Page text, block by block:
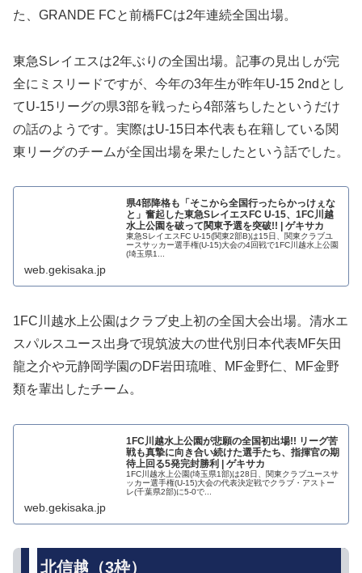
た、GRANDE FCと前橋FCは2年連続全国出場。
東急Sレイエスは2年ぶりの全国出場。記事の見出しが完
全にミスリードですが、今年の3年生が昨年U-15 2ndとし
てU-15リーグの県3部を戦ったら4部落ちしたというだけ
の話のようです。実際はU-15日本代表も在籍している関
東リーグのチームが全国出場を果たしたという話でした。
県4部降格も「そこから全国行ったらかっけぇな
と」奮起した東急SレイエスFC U-15、1FC川越
水上公園を破って関東予選を突破!! | ゲキサカ
東急SレイエスFC U-15(関東2部B)は15日、関東クラブユ
ースサッカー選⼿権(U-15)⼤会の4回戦で1FC川越水上公園
(埼玉県1...
web.gekisaka.jp
1FC川越水上公園はクラブ史上初の全国大会出場。清水エ
スパルスユース出身で現筑波大の世代別日本代表MF矢田
龍之介や元静岡学園のDF岩田琉唯、MF金野仁、MF金野
類を輩出したチーム。
1FC川越水上公園が悲願の全国初出場!! リーグ苦
戦も真摯に向き合い続けた選手たち、指揮官の期
待上回る5発完封勝利 | ゲキサカ
1FC川越水上公園(埼玉県1部)は28日、関東クラブユースサ
ッカー選⼿権(U-15)⼤会の代表決定戦でクラブ・アストー
レ(千葉県2部)に5-0で...
web.gekisaka.jp
北信越（3枠）